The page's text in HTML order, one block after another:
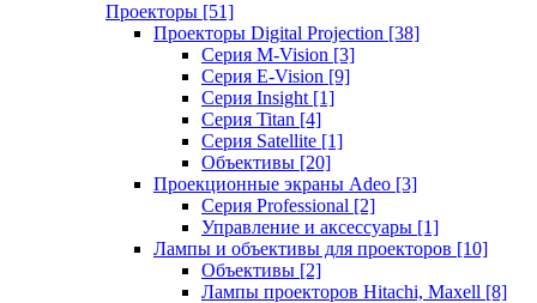
Проекторы [51]
Проекторы Digital Projection [38]
Серия M-Vision [3]
Серия E-Vision [9]
Серия Insight [1]
Серия Titan [4]
Серия Satellite [1]
Объективы [20]
Проекционные экраны Adeo [3]
Серия Professional [2]
Управление и аксессуары [1]
Лампы и объективы для проекторов [10]
Объективы [2]
Лампы проекторов Hitachi, Maxell [8]